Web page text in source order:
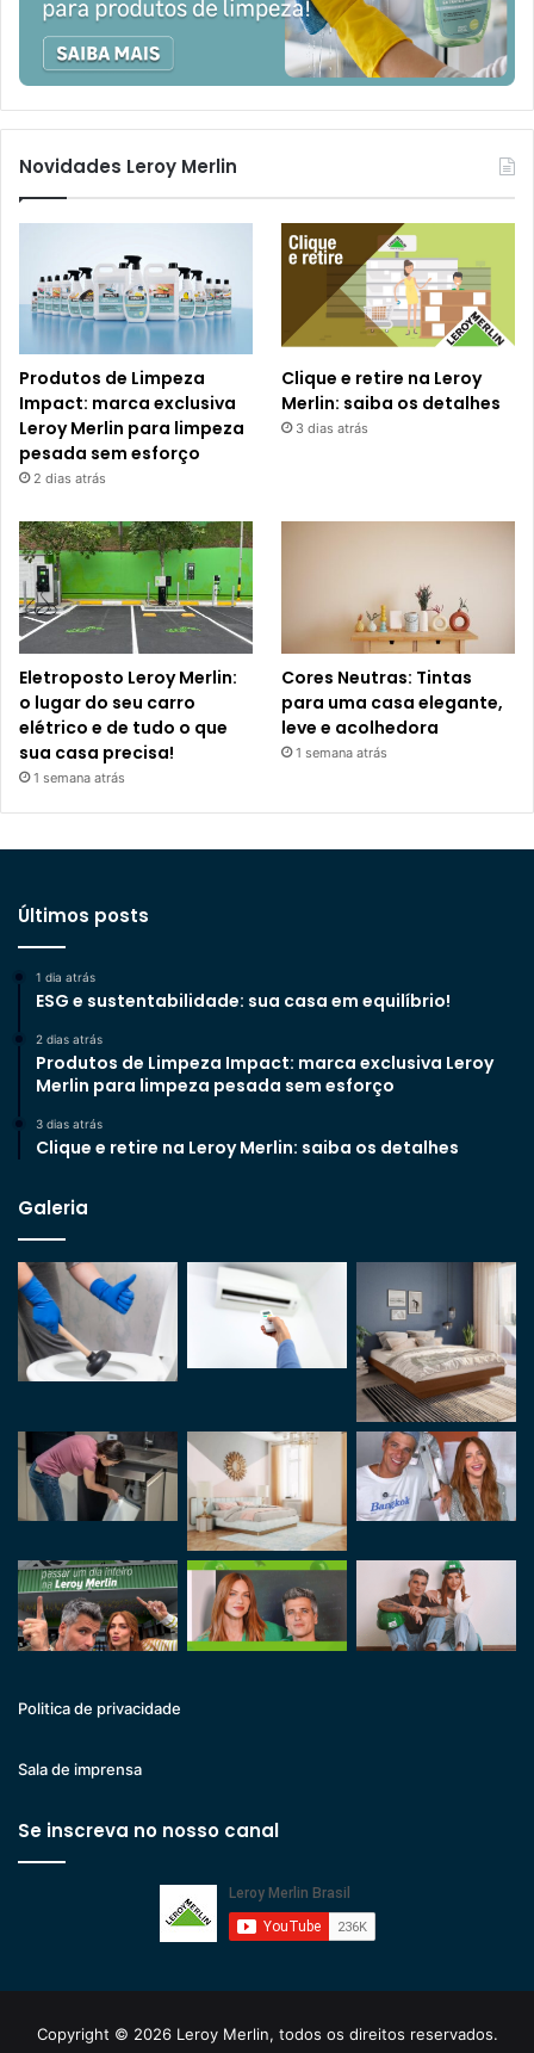
Novidades Leroy Merlin
Produtos de Limpeza
Impact: marca exclusiva
Leroy Merlin para limpeza
pesada sem esforço
2 dias atrás
Clique e retire na Leroy
Merlin: saiba os detalhes
3 dias atrás
Eletroposto Leroy Merlin:
o lugar do seu carro
elétrico e de tudo o que
sua casa precisa!
1 semana atrás
Cores Neutras: Tintas
para uma casa elegante,
leve e acolhedora
1 semana atrás
Últimos posts
1 dia atrás
ESG e sustentabilidade: sua casa em equilíbrio!
2 dias atrás
Produtos de Limpeza Impact: marca exclusiva Leroy
Merlin para limpeza pesada sem esforço
3 dias atrás
Clique e retire na Leroy Merlin: saiba os detalhes
Galeria
Politica de privacidade
Sala de imprensa
Se inscreva no nosso canal
Copyright © 2026 Leroy Merlin, todos os direitos reservados.